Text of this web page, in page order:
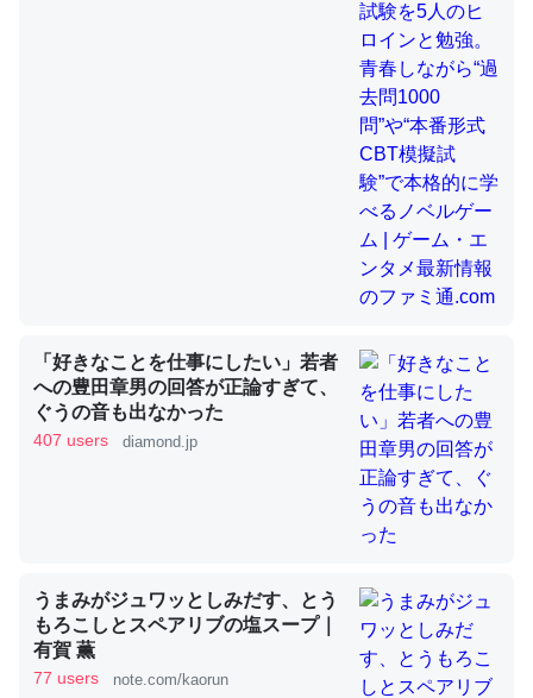
昆虫ってカルシウム少ないのか。知らんかった。調べたら
コオロギのカルシウム分はエビの600分の1程度。
─ニュース :: 【研究発表】昆虫学の大問題＝「昆虫はなぜ海にいな
論文では「淡水はカルシウムも酸素も不足してて両方に不
利だから両方が拮抗してるのでは」とあって面白い。海に
いる鋏角類（カブトガニ・ウミグモ）はカルシウムを使わ
ずキチンを強化してる筈だが、酵素が違うのか？
─ニュース :: 【研究発表】昆虫学の大問題＝「昆虫はなぜ海にいな
これを元に考えるとカルシウムを大量に使う脊椎動物と貝
類は苦労してるんだな…。腹足類だと殻を無くしてナメク
「好きなことを仕事にしたい」若者
への豊田章男の回答が正論すぎて、
ぐうの音も出なかった
407 users diamond.jp
うまみがジュワッとしみだす、とう
もろこしとスペアリブの塩スープ｜
有賀 薫
77 users note.com/kaorun